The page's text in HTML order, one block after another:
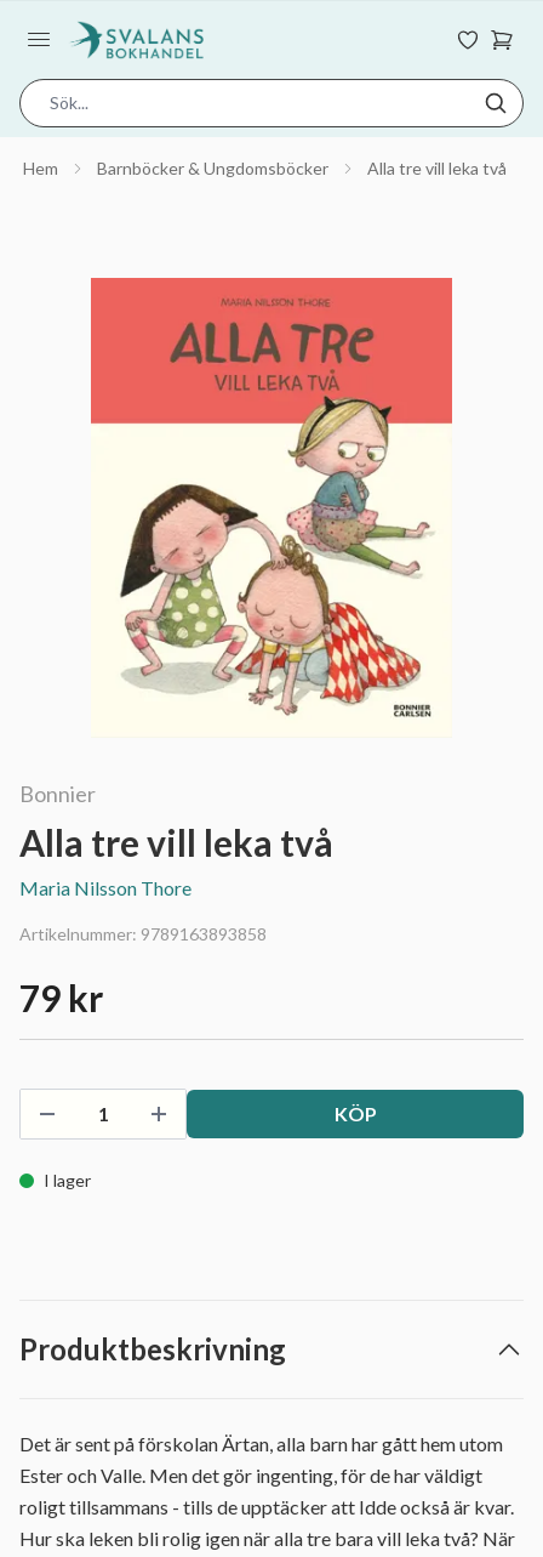
Hem Barnböcker & Ungdomsböcker Alla tre vill leka två
Bonnier
Alla tre vill leka två
Maria Nilsson Thore
Artikelnummer: 9789163893858
79 kr
KÖP
I lager
Produktbeskrivning
Det är sent på förskolan Ärtan, alla barn har gått hem utom
Ester och Valle. Men det gör ingenting, för de har väldigt
roligt tillsammans - tills de upptäcker att Idde också är kvar.
Hur ska leken bli rolig igen när alla tre bara vill leka två? När